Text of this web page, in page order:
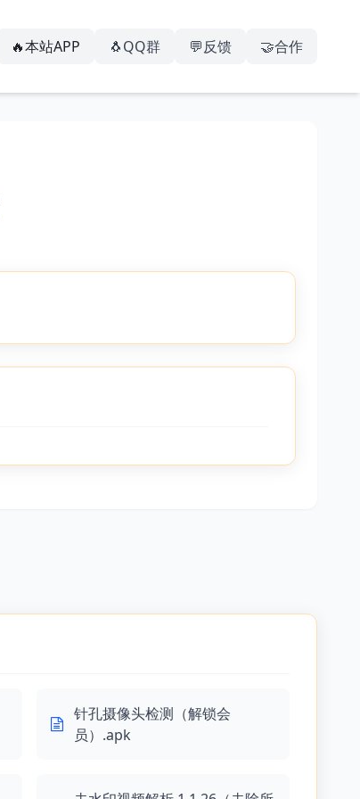
🔥本站APP 🐧QQ群 💬反馈 🤝合作
针孔摄像头检测（解锁会
员）.apk